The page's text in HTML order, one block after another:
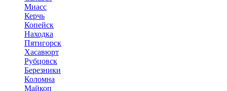
Миасс
Керчь
Копейск
Находка
Пятигорск
Хасавюрт
Рубцовск
Березники
Коломна
Майкоп